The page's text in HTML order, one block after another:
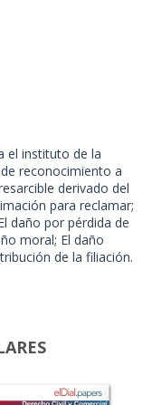
el instituto de la
reconocimiento a
derivado del
para reclamar;
daño por pérdida de
moral; El daño
de la filiación.